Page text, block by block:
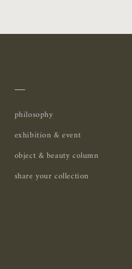
＿
philosophy
exhibition & event
object & beauty column
share your collection